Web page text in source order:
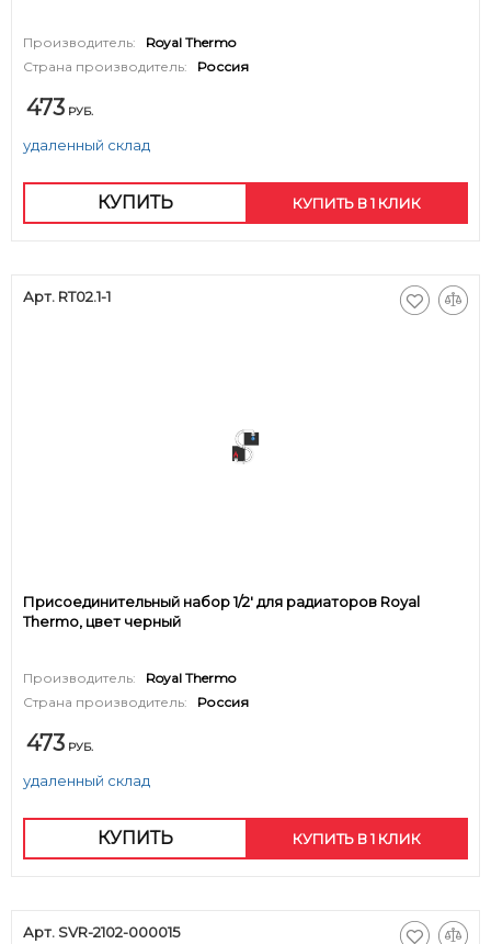
Производитель:
Royal Thermo
Страна производитель:
Россия
473 РУБ.
удаленный склад
КУПИТЬ КУПИТЬ В 1 КЛИК
Арт. RT02.1-1
Присоединительный набор 1/2' для радиаторов Royal
Thermo, цвет черный
Производитель:
Royal Thermo
Страна производитель:
Россия
473 РУБ.
удаленный склад
КУПИТЬ КУПИТЬ В 1 КЛИК
Арт. SVR-2102-000015